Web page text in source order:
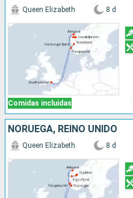
Comidas incluidas
Queen Elizabeth 8 d
NORUEGA, REINO UNIDO
Queen Elizabeth 8 d